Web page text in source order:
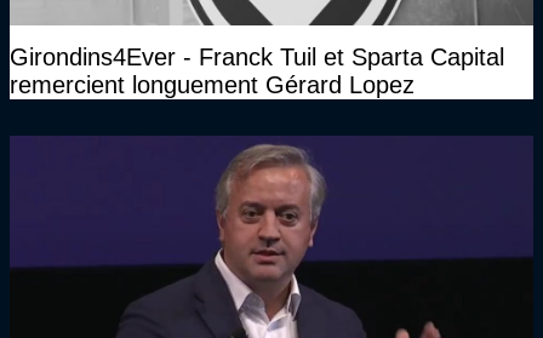
Girondins4Ever - Franck Tuil et Sparta Capital
remercient longuement Gérard Lopez